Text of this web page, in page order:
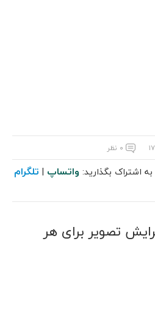
۰ نظر
اشتراک بگذارید: واتساپ | تلگرام
تصویر برای هر